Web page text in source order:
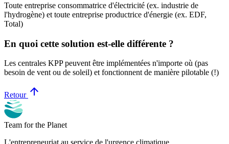
Toute entreprise consommatrice d'électricité (ex. industrie de
l'hydrogène) et toute entreprise productrice d'énergie (ex. EDF,
Total)
En quoi cette solution est-elle différente ?
Les centrales KPP peuvent être implémentées n'importe où (pas
besoin de vent ou de soleil) et fonctionnent de manière pilotable (!)
Retour arrow_upward
Team for the Planet